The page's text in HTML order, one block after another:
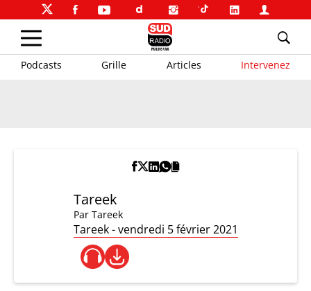
Podcasts Grille Articles Intervenez
Tareek
Par Tareek
Tareek - vendredi 5 février 2021